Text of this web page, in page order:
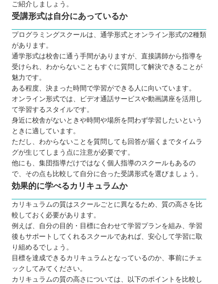
ご紹介しましょう。
受講形式は自分にあっているか
プログラミングスクールは、通学形式とオンライン形式の2種類
があります。
通学形式は校舎に通う手間がありますが、直接講師から指導を
受けられ、わからないこともすぐに質問して解決できることが
魅力です。
ある程度、決まった時間で学習ができる人に向いています。
オンライン形式では、ビデオ通話サービスや動画講座を活用し
て学習するスタイルです。
身近に校舎がないときや時間や場所を問わず学習したいという
ときに適しています。
ただし、わからないことを質問しても回答が届くまでタイムラ
グが生じてしまう点に注意が必要です。
他にも、集団指導だけではなく個人指導のスクールもあるの
で、その点も比較して自分に合った受講形式を選びましょう。
効果的に学べるカリキュラムか
カリキュラムの質はスクールごとに異なるため、質の高さを比
較しておく必要があります。
例えば、自分の目的・目標に合わせて学習プランを組み、学習
後もサポートしてくれるスクールであれば、安心して学習に取
り組めるでしょう。
目標を達成できるカリキュラムとなっているのか、事前にチェ
ックしてみてください。
カリキュラムの質の高さについては、以下のポイントを比較し